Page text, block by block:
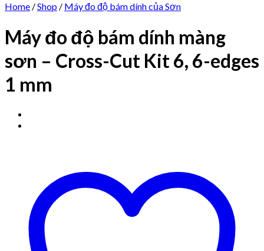
Home /Shop / Máy đo độ bám dính của Sơn
Máy đo độ bám dính màng
sơn – Cross-Cut Kit 6, 6-edges
1 mm